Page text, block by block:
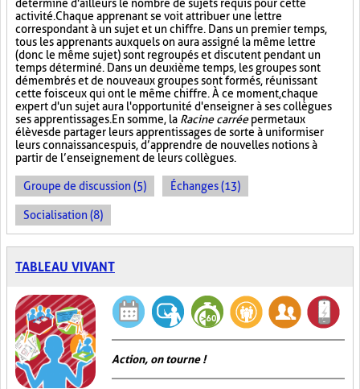
détermine d'ailleurs le nombre de sujets requis pour cette
activité. Chaque apprenant se voit attribuer une lettre
correspondant à un sujet et un chiffre. Dans un premier temps,
tous les apprenants auxquels on aura assigné la même lettre
(donc le même sujet) sont regroupés et discutent pendant un
temps déterminé. Dans un deuxième temps, les groupes sont
démembrés et de nouveaux groupes sont formés, réunissant
cette fois ceux qui ont le même chiffre. À ce moment, chaque
expert d'un sujet aura l'opportunité d'enseigner à ses collègues
ses apprentissages. En somme, la Racine carréepermet aux
élèves de partager leurs apprentissages de sorte à uniformiser
leurs connaissances puis, d’apprendre de nouvelles notions à
partir de l’enseignement de leurs collègues.
Groupe de discussion (5) Échanges (13)
Socialisation (8)
TABLEAU VIVANT
Action, on tourne !